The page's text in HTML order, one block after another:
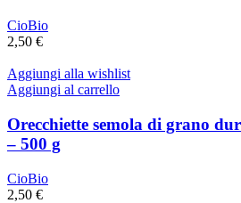
CioBio
2,50 €
Aggiungi alla wishlist
Aggiungi al carrello
Orecchiette semola di grano
– 500 g
CioBio
2,50 €